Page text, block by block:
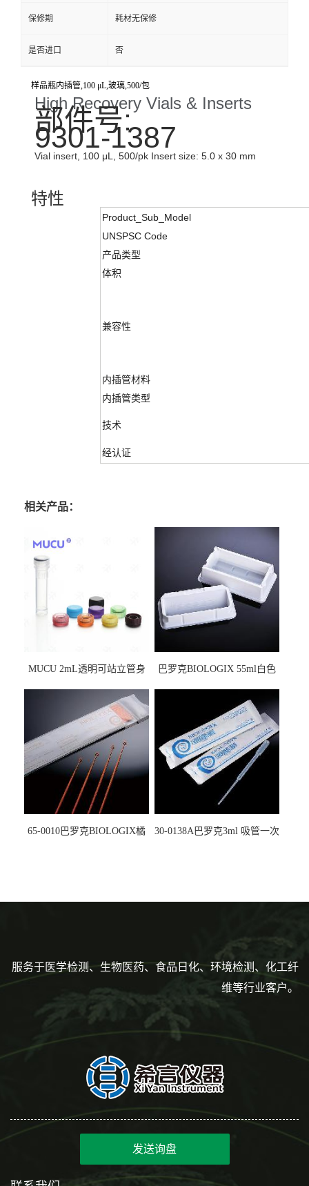
保修期 耗材无保修
是否进口 否
样品瓶内插管,100 μL,玻璃,500/包
High Recovery Vials & Inserts
部件号:
9301-1387
Vial insert, 100 μL, 500/pk Insert size: 5.0 x 30 mm
特性
Product_Sub_Model
UNSPSC Code
产品类型
体积
兼容性
内插管材料
内插管类型
技术
经认证
相关产品：
MUCU 2mL透明可站立管身
巴罗克BIOLOGIX 55ml白色
马射线灭菌25-0051
65-0010巴罗克BIOLOGIX橘
30-0138A巴罗克3ml 吸管一次
服务于医学检测、生物医药、食品日化、环境检测、化工纤
维等行业客户。
发送询盘